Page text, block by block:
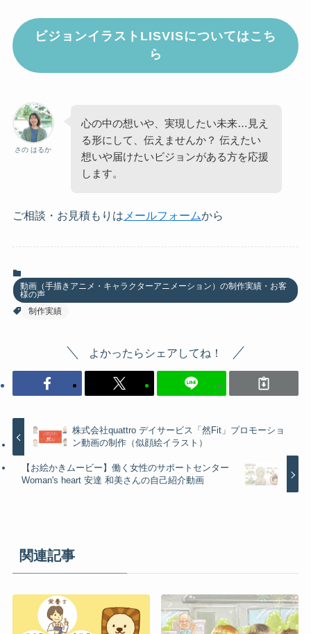
ビジョンイラストLISVISについてはこち
ら
さの はるか
心の中の想いや、実現したい未来…見え
る形にして、伝えませんか？ 伝えたい
想いや届けたいビジョンがある方を応援
します。
ご相談・お見積もりは メールフォームから
動画（手描きアニメ・キャラクターアニメーション）の制作実績・お客
様の声
制作実績
よかったらシェアしてね！
株式会社quattro デイサービス「然Fit」プロモーショ
ン動画の制作（似顔絵イラスト）
【お絵かきムービー】働く女性のサポートセンター
Woman's heart 安達 和美さんの自己紹介動画
関連記事